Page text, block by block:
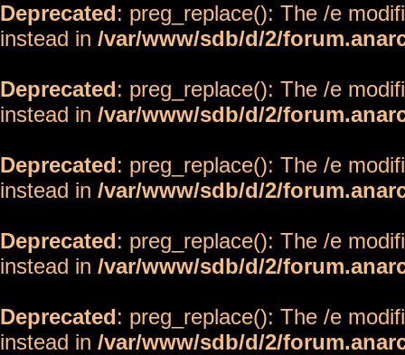
Deprecated: preg_replace(): The /e
instead in /var/www/sdb/d/2/
Deprecated: preg_replace(): The /e
instead in /var/www/sdb/d/2/
Deprecated: preg_replace(): The /e
instead in /var/www/sdb/d/2/
Deprecated: preg_replace(): The /e
instead in /var/www/sdb/d/2/
Deprecated: preg_replace(): The /e
instead in /var/www/sdb/d/2/